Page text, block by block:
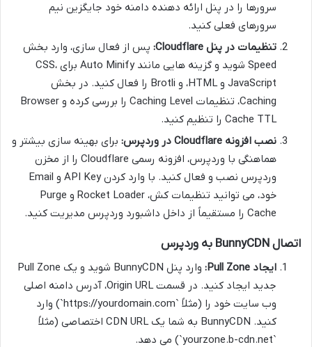
سرورها را در پنل ارائه دهنده دامنه خود جایگزین نیم
سرورهای فعلی کنید.
تنظیمات در پنل Cloudflare:
پس از فعال سازی، وارد بخش
Speed شوید و گزینه هایی مانند Auto Minify برای CSS،
JavaScript و HTML، و Brotli را فعال کنید. در بخش
Caching، تنظیمات Caching Level را بررسی کرده و Browser
Cache TTL را تنظیم کنید.
نصب افزونه Cloudflare در وردپرس:
برای بهینه سازی بیشتر و
هماهنگی با وردپرس، افزونه رسمی Cloudflare را از مخزن
وردپرس نصب و فعال کنید. با وارد کردن API Key و Email
خود، می توانید تنظیمات کش، Rocket Loader و Purge
Cache را مستقیماً از داخل داشبورد وردپرس مدیریت کنید.
اتصال BunnyCDN به وردپرس
ایجاد Pull Zone:
وارد پنل BunnyCDN شوید و یک Pull Zone
جدید ایجاد کنید. در قسمت Origin URL، آدرس دامنه اصلی
وب سایت خود را (مثلاً `https://yourdomain.com`) وارد
کنید. BunnyCDN به شما یک CDN URL اختصاصی (مثلاً
`yourzone.b-cdn.net`) می دهد.